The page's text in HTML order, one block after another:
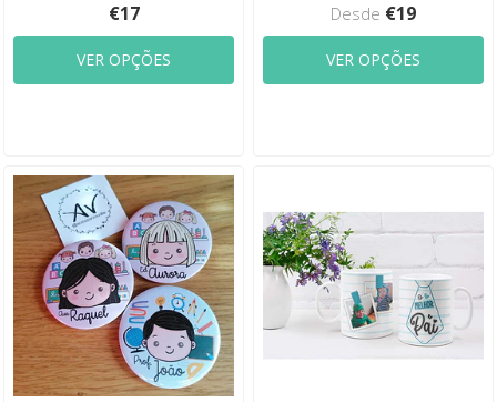
€17
VER OPÇÕES
Desde €19
VER OPÇÕES